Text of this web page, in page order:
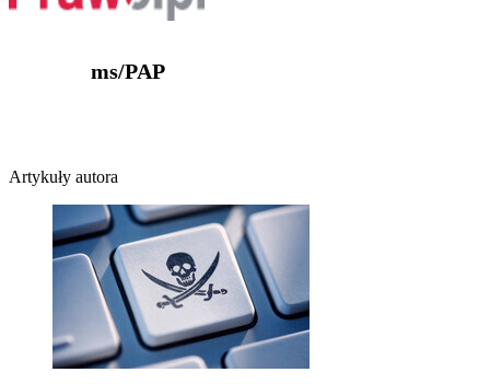
ms/PAP
Artykuły autora